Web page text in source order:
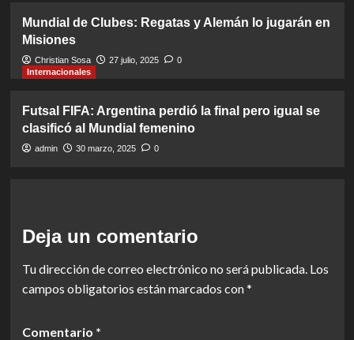
Mundial de Clubes: Regatas y Alemán lo jugarán en
Misiones
Christian Sosa 27 julio, 2025
0
Internacionales
Futsal FIFA: Argentina perdió la final pero igual se
clasificó al Mundial femenino
admin 30 marzo, 2025 0
Deja un comentario
Tu dirección de correo electrónico no será publicada. Los
campos obligatorios están marcados con*
Comentario *